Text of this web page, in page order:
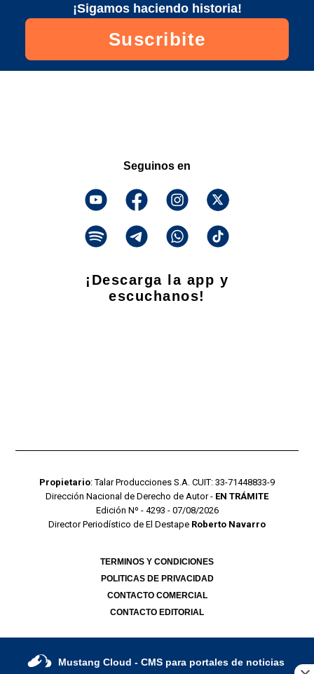
¡Sigamos haciendo historia!
Suscribite
Seguinos en
¡Descarga la app y
escuchanos!
Propietario: Talar Producciones S.A. CUIT: 33-71448833-9
Dirección Nacional de Derecho de Autor - EN TRÁMITE
Edición Nº - 4293 - 07/08/2026
Director Periodístico de El Destape Roberto Navarro
TERMINOS Y CONDICIONES
POLITICAS DE PRIVACIDAD
CONTACTO COMERCIAL
CONTACTO EDITORIAL
Mustang Cloud - CMS para portales de noticias